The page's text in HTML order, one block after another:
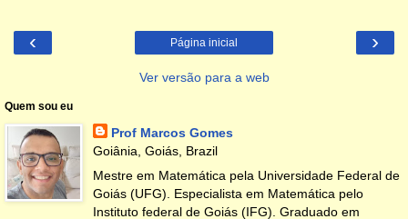
‹ ›
Página inicial
Ver versão para a web
Quem sou eu
Prof Marcos Gomes
Goiânia, Goiás, Brazil
Mestre em Matemática pela Universidade Federal de
Goiás (UFG). Especialista em Matemática pelo
Instituto federal de Goiás (IFG). Graduado em